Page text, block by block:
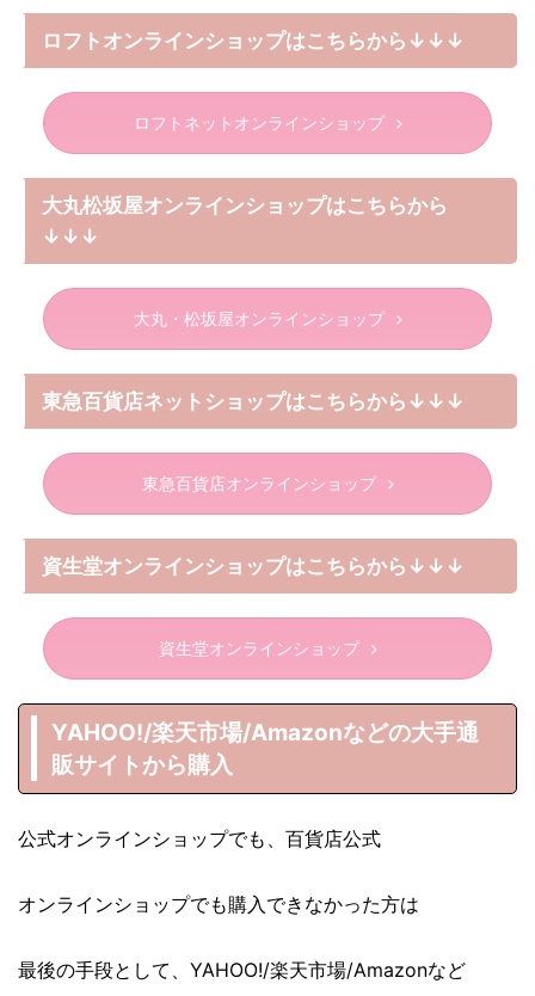
ロフトオンラインショップはこちらから↓↓↓
ロフトネットオンラインショップ
大丸松坂屋オンラインショップはこちらから
↓↓↓
大丸・松坂屋オンラインショップ
東急百貨店ネットショップはこちらから↓↓↓
東急百貨店オンラインショップ
資生堂オンラインショップはこちらから↓↓↓
資生堂オンラインショップ
YAHOO!/楽天市場/Amazonなどの大手通
販サイトから購入
公式オンラインショップでも、百貨店公式
オンラインショップでも購入できなかった方は
最後の手段として、YAHOO!/楽天市場/Amazonなど